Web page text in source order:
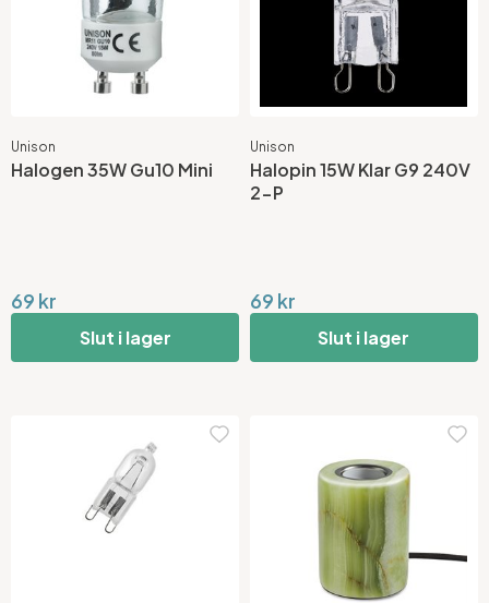
Unison
Halogen 35W Gu10 Mini
69 kr
Slut i lager
Unison
Halopin 15W Klar G9 240V
2-P
69 kr
Slut i lager